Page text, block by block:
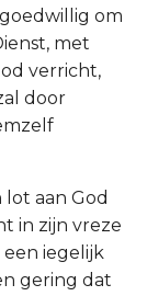
om
met
verricht,
door
aan God
in zijn vreze
iegelijk
gering dat